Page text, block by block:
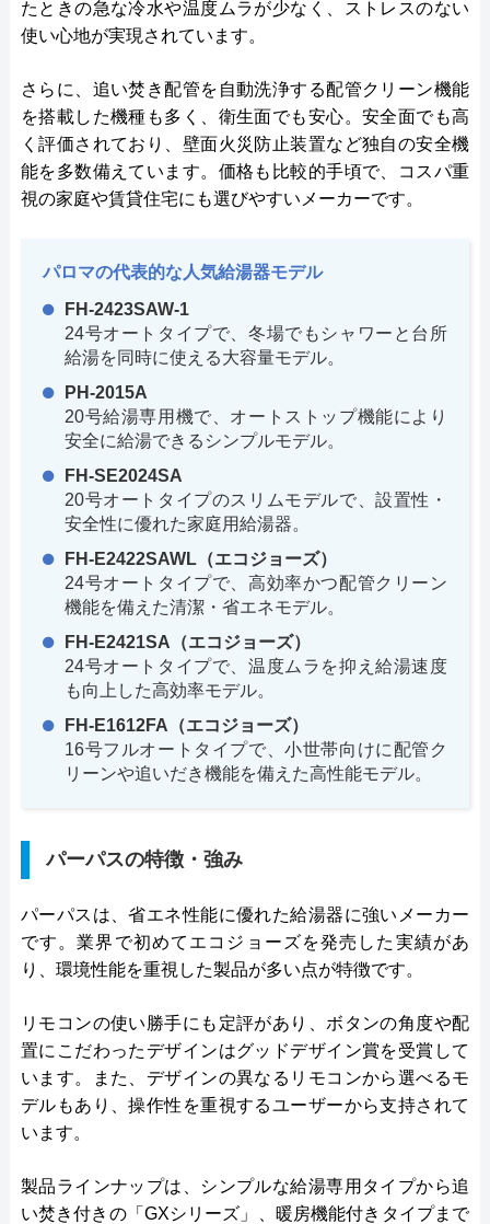
たときの急な冷水や温度ムラが少なく、ストレスのない
使い心地が実現されています。
さらに、追い焚き配管を自動洗浄する配管クリーン機能
を搭載した機種も多く、衛生面でも安心。安全面でも高
く評価されており、壁面火災防止装置など独自の安全機
能を多数備えています。価格も比較的手頃で、コスパ重
視の家庭や賃貸住宅にも選びやすいメーカーです。
パロマの代表的な人気給湯器モデル
FH-2423SAW-1
24号オートタイプで、冬場でもシャワーと台所
給湯を同時に使える大容量モデル。
PH-2015A
20号給湯専用機で、オートストップ機能により
安全に給湯できるシンプルモデル。
FH-SE2024SA
20号オートタイプのスリムモデルで、設置性・
安全性に優れた家庭用給湯器。
FH-E2422SAWL（エコジョーズ）
24号オートタイプで、高効率かつ配管クリーン
機能を備えた清潔・省エネモデル。
FH-E2421SA（エコジョーズ）
24号オートタイプで、温度ムラを抑え給湯速度
も向上した高効率モデル。
FH-E1612FA（エコジョーズ）
16号フルオートタイプで、小世帯向けに配管ク
リーンや追いだき機能を備えた高性能モデル。
パーパスの特徴・強み
パーパスは、省エネ性能に優れた給湯器に強いメーカー
です。業界で初めてエコジョーズを発売した実績があ
り、環境性能を重視した製品が多い点が特徴です。
リモコンの使い勝手にも定評があり、ボタンの角度や配
置にこだわったデザインはグッドデザイン賞を受賞して
います。また、デザインの異なるリモコンから選べるモ
デルもあり、操作性を重視するユーザーから支持されて
います。
製品ラインナップは、シンプルな給湯専用タイプから追
い焚き付きの「GXシリーズ」、暖房機能付きタイプまで